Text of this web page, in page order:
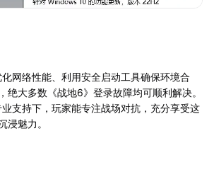
化网络性能、利用安全启动工具确保环境合
绝大多数《战地6》登录故障均可顺利解决。
业支持下，玩家能专注战场对抗，充分享受这
浸魅力。